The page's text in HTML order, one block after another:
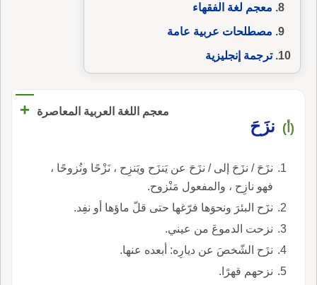
معجم لغة الفقهاء
مصطلحات عربية عامة
ترجمة إنجليزية
معجم اللغة العربية المعاصرة +
(أ) نزَحَ
نزَحَ / نزَحَ إلى / نزَحَ عن يَنزَح ويَنزِح ، نَزْحًا ونُزوحًا ،
فهو نازِح ، والمفعول مَنْزوح.
نزَح البئرَ ونحوَها فرّغها حتى قلّ ماؤها أو نفِد.
نزحت الدموعَ من عيني.
نزَح الشّخصَ عن ديارِه: أبعده عنها.
نزحهم قهرًا.